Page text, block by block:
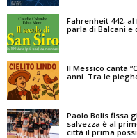
Fahrenheit 442,
parla di Balcani e
Il Messico canta
anni. Tra le
Paolo Bolis fissa
salvezza è al
città il prima